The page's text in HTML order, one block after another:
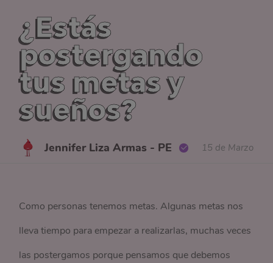
¿Estás
postergando
tus metas y
sueños?
Jennifer Liza Armas - PE 15 de Marzo
Como personas tenemos metas. Algunas metas nos
lleva tiempo para empezar a realizarlas, muchas veces
las postergamos porque pensamos que debemos